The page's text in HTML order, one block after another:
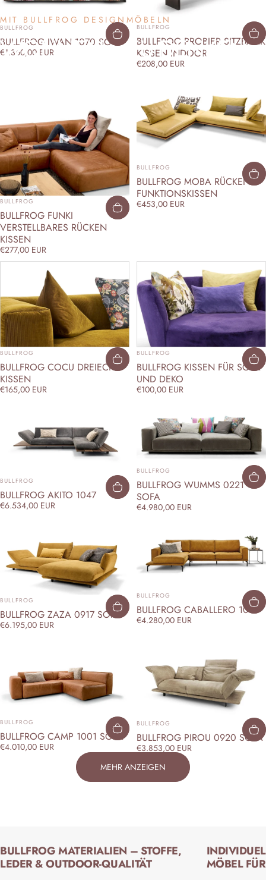
MIT BULLFROG DESIGNMÖBELN
WOHNENNEUDENKEN
komfortabel, funktional – und dabei zeitlos schön.
ANBIETER:
BULLFROG
BULLFROG IWAN 1070 SOFA
€1.360,00 EUR
ANBIETER:
BULLFROG
BULLFROG PROBIER SITZBANK
KISSEN INDOOR
€208,00 EUR
ANBIETER:
BULLFROG
BULLFROG FUNKI
VERSTELLBARES RÜCKEN
KISSEN
€277,00 EUR
ANBIETER:
BULLFROG
BULLFROG MOBA RÜCKEN
FUNKTIONSKISSEN
€453,00 EUR
ANBIETER:
BULLFROG
BULLFROG COCU DREIECK
KISSEN
€165,00 EUR
ANBIETER:
BULLFROG
BULLFROG KISSEN FÜR SOFA
UND DEKO
€100,00 EUR
ANBIETER:
BULLFROG
BULLFROG AKITO 1047
€6.534,00 EUR
ANBIETER:
BULLFROG
BULLFROG WUMMS 0221
SOFA
€4.980,00 EUR
ANBIETER:
BULLFROG
BULLFROG ZAZA 0917 SOFA
€6.195,00 EUR
ANBIETER:
BULLFROG
BULLFROG CABALLERO 1041
€4.280,00 EUR
ANBIETER:
BULLFROG
BULLFROG CAMP 1001 SOFA
€4.010,00 EUR
ANBIETER:
BULLFROG
BULLFROG PIROU 0920 SOFA
€3.853,00 EUR
MEHR ANZEIGEN
BULLFROG MATERIALIEN – STOFFE,
LEDER & OUTDOOR-QUALITÄT
MÖBEL